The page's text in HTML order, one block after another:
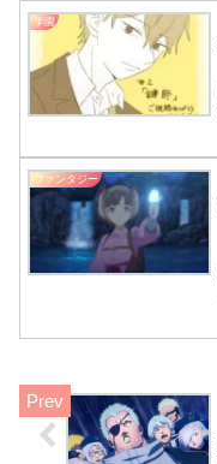
学園
ファンタジー